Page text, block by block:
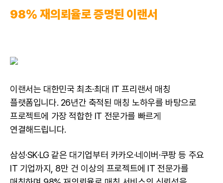
98% 재의뢰율로 증명된 이랜서
이랜서는 대한민국 최초·최대 IT 프리랜서 매칭
플랫폼입니다. 26년간 축적된 매칭 노하우를 바탕으로
프로젝트에 가장 적합한 IT 전문가를 빠르게
연결해드립니다.
삼성·SK·LG 같은 대기업부터 카카오·네이버·쿠팡 등 주요
IT 기업까지, 8만 건 이상의 프로젝트에 IT 전문가를